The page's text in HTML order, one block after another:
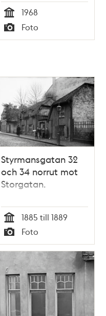
Tid
1968
Typ
Foto
Styrmansgatan 32
och 34 norrut mot
Storgatan.
Tid
1885 till 1889
Typ
Foto